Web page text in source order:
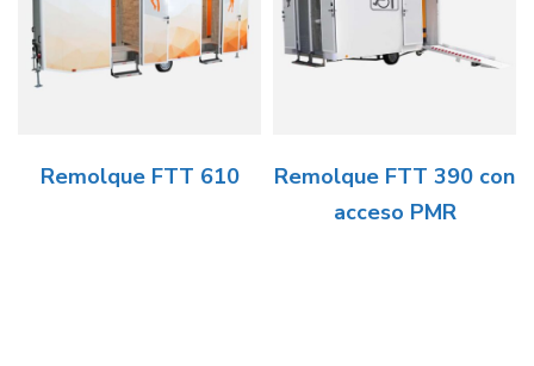
Remolque FTT 610
Remolque FTT 390 con
acceso PMR